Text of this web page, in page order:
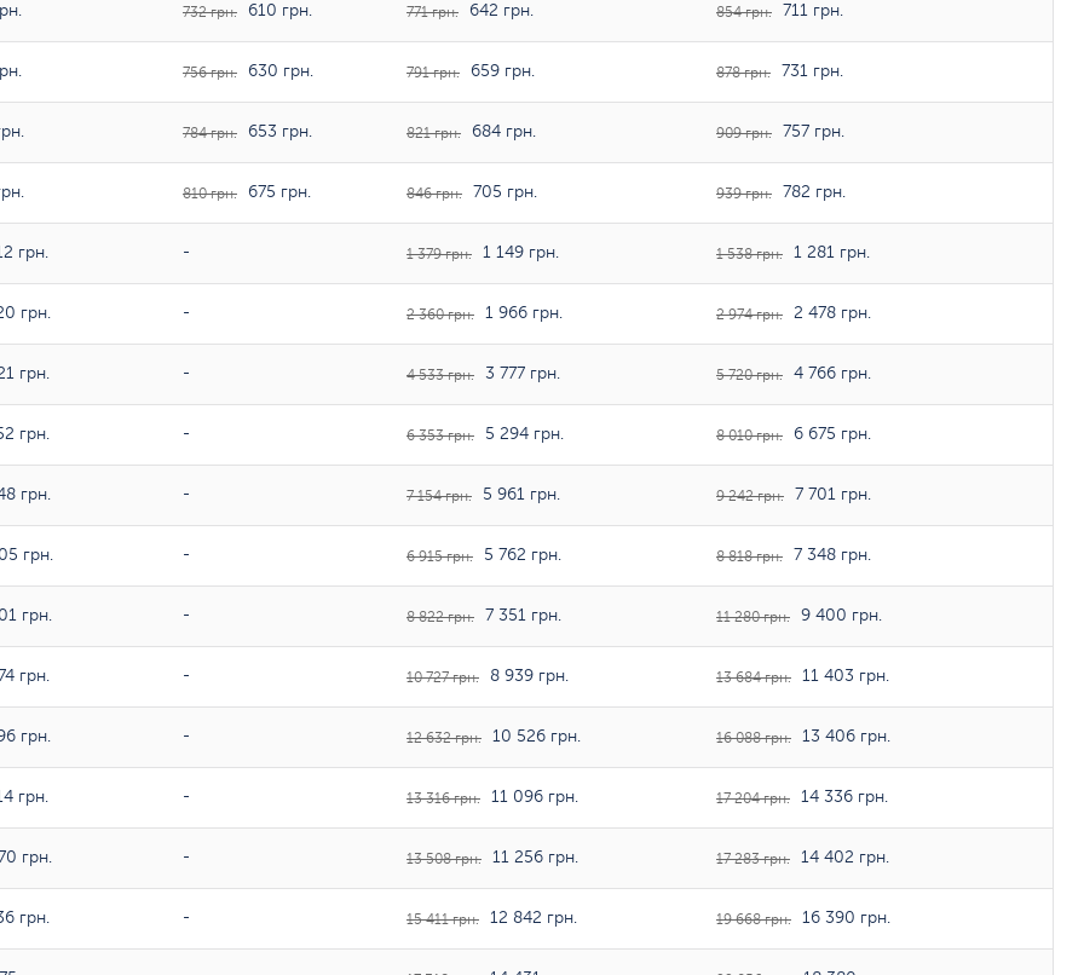
732 грн. 610 грн. 771 грн. 642 грн. 854 грн. 711 грн.
756 грн. 630 грн. 791 грн. 659 грн. 878 грн. 731 грн.
784 грн. 653 грн. 821 грн. 684 грн. 909 грн. 757 грн.
810 грн. 675 грн. 846 грн. 705 грн. 939 грн. 782 грн.
грн. - 1 379 грн. 1 149 грн. 1 538 грн. 1 281 грн.
грн. - 2 360 грн. 1 966 грн. 2 974 грн. 2 478 грн.
грн. - 4 533 грн. 3 777 грн. 5 720 грн. 4 766 грн.
грн. - 6 353 грн. 5 294 грн. 8 010 грн. 6 675 грн.
грн. - 7 154 грн. 5 961 грн. 9 242 грн. 7 701 грн.
грн. - 6 915 грн. 5 762 грн. 8 818 грн. 7 348 грн.
грн. - 8 822 грн. 7 351 грн. 11 280 грн. 9 400 грн.
грн. - 10 727 грн. 8 939 грн. 13 684 грн. 11 403 грн.
грн. - 12 632 грн. 10 526 грн. 16 088 грн. 13 406 грн.
грн. - 13 316 грн. 11 096 грн. 17 204 грн. 14 336 грн.
грн. - 13 508 грн. 11 256 грн. 17 283 грн. 14 402 грн.
грн. - 15 411 грн. 12 842 грн. 19 668 грн. 16 390 грн.